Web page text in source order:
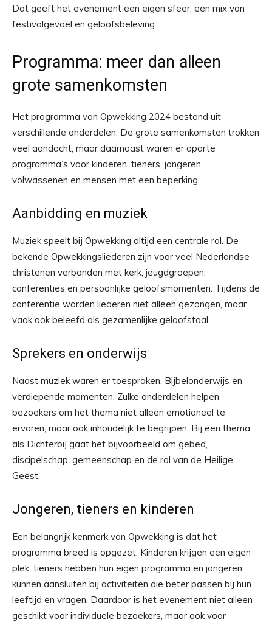
Dat geeft het evenement een eigen sfeer: een mix van
festivalgevoel en geloofsbeleving.
Programma: meer dan alleen
grote samenkomsten
Het programma van Opwekking 2024 bestond uit
verschillende onderdelen. De grote samenkomsten trokken
veel aandacht, maar daarnaast waren er aparte
programma’s voor kinderen, tieners, jongeren,
volwassenen en mensen met een beperking.
Aanbidding en muziek
Muziek speelt bij Opwekking altijd een centrale rol. De
bekende Opwekkingsliederen zijn voor veel Nederlandse
christenen verbonden met kerk, jeugdgroepen,
conferenties en persoonlijke geloofsmomenten. Tijdens de
conferentie worden liederen niet alleen gezongen, maar
vaak ook beleefd als gezamenlijke geloofstaal.
Sprekers en onderwijs
Naast muziek waren er toespraken, Bijbelonderwijs en
verdiepende momenten. Zulke onderdelen helpen
bezoekers om het thema niet alleen emotioneel te
ervaren, maar ook inhoudelijk te begrijpen. Bij een thema
als Dichterbij gaat het bijvoorbeeld om gebed,
discipelschap, gemeenschap en de rol van de Heilige
Geest.
Jongeren, tieners en kinderen
Een belangrijk kenmerk van Opwekking is dat het
programma breed is opgezet. Kinderen krijgen een eigen
plek, tieners hebben hun eigen programma en jongeren
kunnen aansluiten bij activiteiten die beter passen bij hun
leeftijd en vragen. Daardoor is het evenement niet alleen
geschikt voor individuele bezoekers, maar ook voor